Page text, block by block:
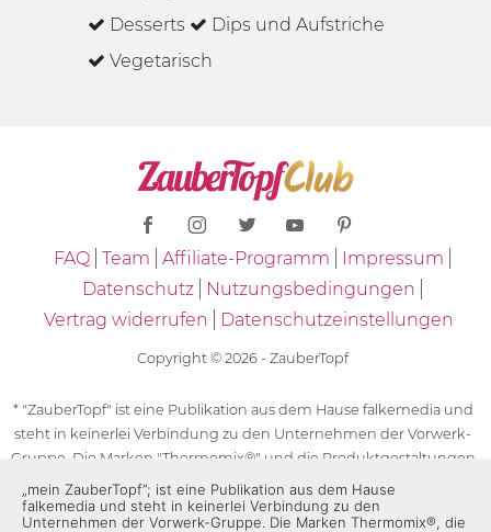
Desserts
Dips und Aufstriche
Vegetarisch
FAQ Team Affiliate-Programm
Impressum
Datenschutz
Nutzungsbedingungen
Vertrag widerrufen
Datenschutzeinstellungen
Copyright © 2026 - ZauberTopf
* "ZauberTopf" ist eine Publikation aus dem Hause falkemedia und
steht in keinerlei Verbindung zu den Unternehmen der Vorwerk-
Gruppe. Die Marken "Thermomix®" und die Produktgestaltungen
des "Thermomix®" sind eingetragene Marken der Unternehmen
der Vorwerk-Gruppe. Die Marken Thermomix®, die Zeichen TM5®,
„mein ZauberTopf”; ist eine Publikation aus dem Hause
falkemedia und steht in keinerlei Verbindung zu den
Unternehmen der Vorwerk-Gruppe. Die Marken Thermomix®, die